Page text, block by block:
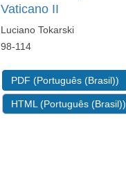
Vaticano II
Luciano Tokarski
98-114
PDF (Português (Brasil))
HTML (Português (Brasil))